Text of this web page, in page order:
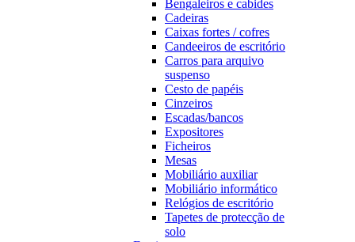
Bengaleiros e cabides
Cadeiras
Caixas fortes / cofres
Candeeiros de escritório
Carros para arquivo
suspenso
Cesto de papéis
Cinzeiros
Escadas/bancos
Expositores
Ficheiros
Mesas
Mobiliário auxiliar
Mobiliário informático
Relógios de escritório
Tapetes de protecção de
solo